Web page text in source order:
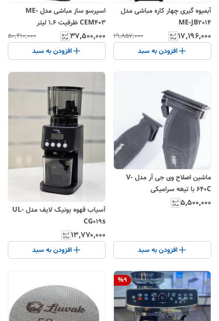
آبمیوه گیری چهار کاره مباشی مدل
ME-JB2014
۱۷٬۱۹۶٬۰۰۰ ۱۹٬۸۵۷٬۰۰۰
افزودن به سبد
اسپرسو ساز مباشی مدل ME-
CEM403 ظرفیت ۱.۶ لیتر
۳۷٬۵۰۰٬۰۰۰ ۵۰٬۴۱۰٬۰۰۰
افزودن به سبد
ماشین اصلاح وی جی آر مدل V-
640C با تیغه سرامیکی
۵٬۵۰۰٬۰۰۰
افزودن به سبد
آسیاب قهوه یونیک لایف مدل UL-
CG019s
۱۳٬۷۷۰٬۰۰۰
افزودن به سبد
%9